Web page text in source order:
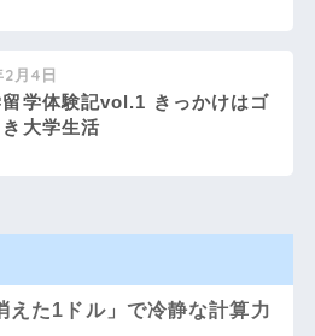
月4日
験記vol.1 きっかけはゴ
き大学生活
えた1ドル」で冷静な計算力